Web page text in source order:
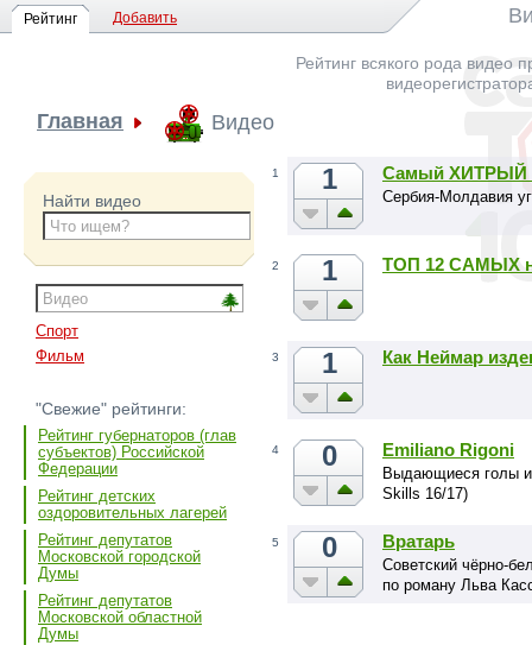
Рейтинг Добавить
Рейтинг всякого рода видео
Главная Видео
Найти видео
Спорт
Фильм
"Свежие" рейтинги:
Рейтинг губернаторов (глав
субъектов) Российской
Федерации
Рейтинг детских
оздоровительных лагерей
Рейтинг депутатов
Московской городской
Думы
Рейтинг депутатов
Московской областной
Думы
1 1 Самый ХИТРЫЙ
Сербия-Молдавия
2 1 ТОП 12 САМЫХ
3 1 Как Неймар
4 0 Emiliano Rigoni
Выдающиеся голы и
Skills 16/17)
5 0 Вратарь
Советский чёрно-
по роману Льва